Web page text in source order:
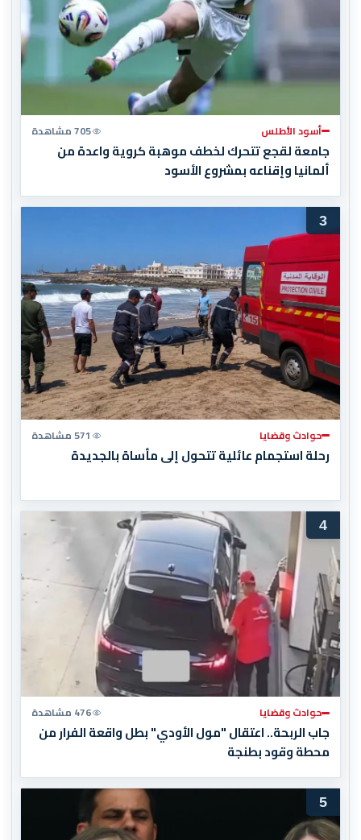
أسود الأطلس 705 مشاهدة
جامعة لقجع تتحرك لخطف موهبة كروية واعدة من
ألمانيا وإقناعه بمشروع الأسود
3
حوادث وقضايا 571 مشاهدة
رحلة استجمام عائلية تتحول إلى مأساة بالجديدة
4
حوادث وقضايا 476 مشاهدة
جاب الربحة.. اعتقال "مول الأودي" بطل واقعة الفرار من
محطة وقود بطنجة
5